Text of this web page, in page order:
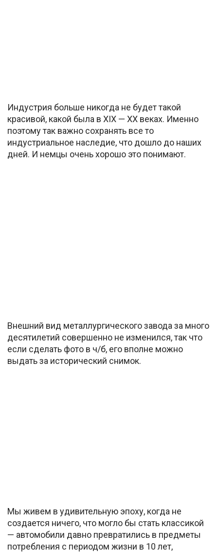
Индустрия больше никогда не будет такой
красивой, какой была в XIX — XX веках. Именно
поэтому так важно сохранять все то
индустриальное наследие, что дошло до наших
дней. И немцы очень хорошо это понимают.
Внешний вид металлургического завода за много
десятилетий совершенно не изменился, так что
если сделать фото в ч/б, его вполне можно
выдать за исторический снимок.
Мы живем в удивительную эпоху, когда не
создается ничего, что могло бы стать классикой
— автомобили давно превратились в предметы
потребления с периодом жизни в 10 лет,